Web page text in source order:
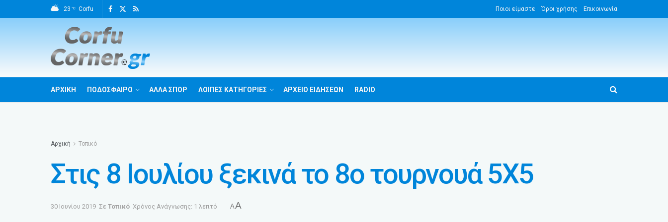
23 °C Corfu Ποιοι είμαστε Όροι χρήσης Επικοινωνία
ΑΡΧΙΚΗ ΠΟΔΟΣΦΑΙΡΟ ΑΛΛΑ ΣΠΟΡ ΛΟΙΠΕΣ ΚΑΤΗΓΟΡΙΕΣ ΑΡΧΕΙΟ ΕΙΔΗΣΕΩΝ RADIO
Αρχική Τοπικό
Στις 8 Ιουλίου ξεκινά το 8ο τουρνουά 5Χ5
30 Ιουνίου 2019 Σε Τοπικό Χρόνος Ανάγνωσης: 1 λεπτό AA